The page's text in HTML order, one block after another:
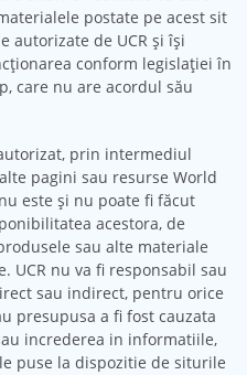
postate pe acest sit
autorizate de UCR și își
conform legislației în
care nu are acordul său
prin intermediul
pagini sau resurse World
este și nu poate fi făcut
acestora, de
sau alte materiale
UCR nu va fi responsabil sau
sau indirect, pentru orice
presupusa a fi fost cauzata
increderea in informatiile,
puse la dispozitie de siturile